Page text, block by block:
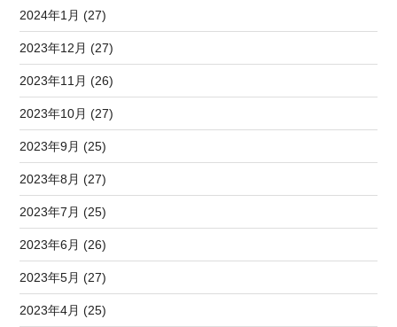
2024年1月 (27)
2023年12月 (27)
2023年11月 (26)
2023年10月 (27)
2023年9月 (25)
2023年8月 (27)
2023年7月 (25)
2023年6月 (26)
2023年5月 (27)
2023年4月 (25)